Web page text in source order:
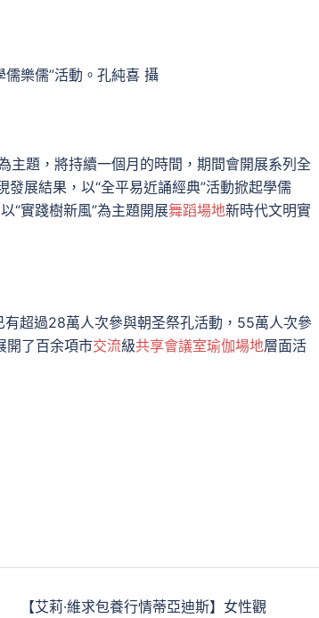
儒樂儒”活動。孔純喜 攝
主題，將持續一個月的時間，期間會開展系列全
發展結果，以“全平易近誦經典”活動掀起學儒
“實踐樹新風”為主題開展舞蹈場地新時代文明實
有超過28萬人次參與朝圣祭孔活動，55萬人次參
開了百余項市交流級共享會議室瑜伽場地層面活
【艾莉·維求包養行情蒂亞迪斯】女性觀